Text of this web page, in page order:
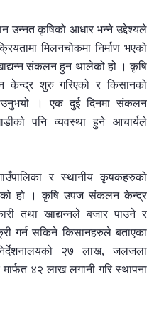
उन्नत कृषिको आधार भन्ने उद्देश्यले
मिलनचोकमा निर्माण भएको
संकलन हुन थालेको हो । कृषि
केन्द्र शुरु गरिएको र किसानको
। एक दुई दिनमा संकलन
पनि व्यवस्था हुने
आचार्यले
र स्थानीय
कृषकहरुको
हो । कृषि उपज संकलन केन्द्र
तथा खाद्यन्नले बजार पाउने र
गर्न सकिने किसानहरुले बताएका
२७ लाख,जलजला
मार्फत ४२ लाख लगानी गरि स्थापना